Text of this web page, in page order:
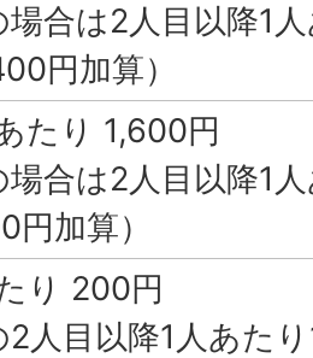
場合は2人目以降1
円加算）
たり 1,600円
場合は2人目以降1
円加算）
り 200円
2人目以降1人あた